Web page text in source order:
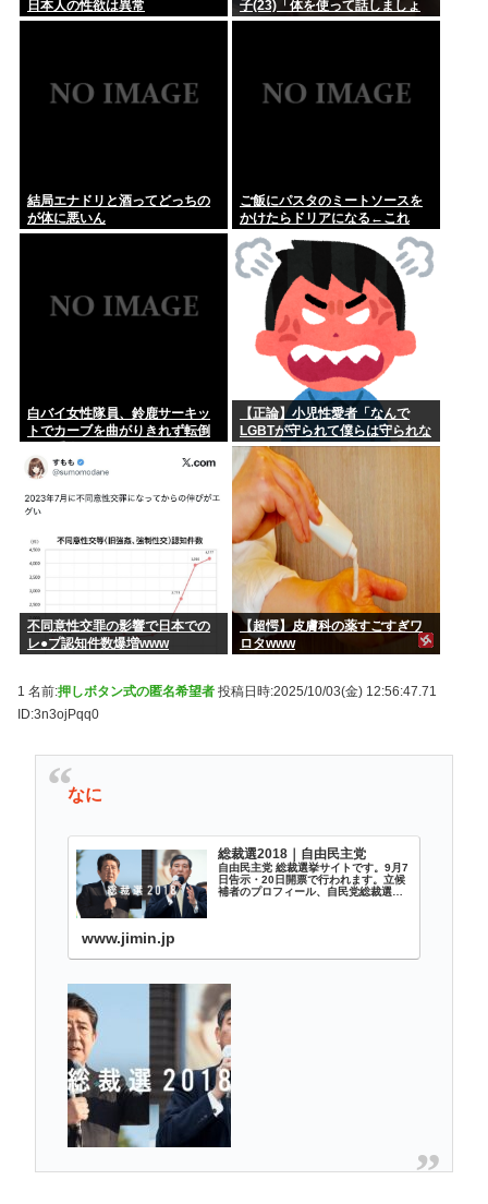
日本人の性欲は異常
子(23)「体を使って話しましょ
う…
結局エナドリと酒ってどっちの
が体に悪いん
ご飯にパスタのミートソースを
かけたらドリアになる←これ
白バイ女性隊員、鈴鹿サーキッ
トでカーブを曲がりきれず転倒
【正論】小児性愛者「なんで
LGBTが守られて僕らは守られな
いんだああああ」←いや犯罪だ
からやん
不同意性交罪の影響で日本での
レ●プ認知件数爆増www
【超愕】皮膚科の薬すごすぎワ
ロタwww
1 名前:押しボタン式の匿名希望者 投稿日時:2025/10/03(金) 12:56:47.71
ID:3n3ojPqq0
なに
総裁選2018｜自由民主党
自由民主党 総裁選挙サイトです。9月7
日告示・20日開票で行われます。立候
補者のプロフィール、自民党総裁選日
www.jimin.jp